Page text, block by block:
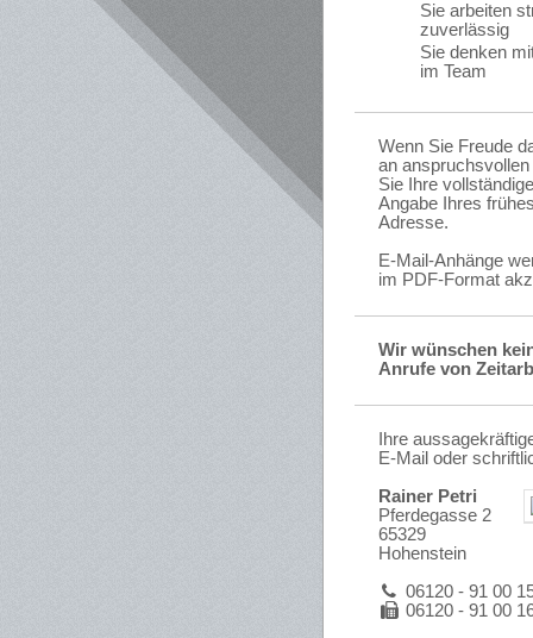
Sie arbeiten
zuverlässig
Sie denken
im Team
Wenn Sie Freude
an
Sie Ihre
Angabe Ihres
Adresse.
E-Mail-Anhänge
im PDF-Format
Wir wünschen
Anrufe von
Ihre
E-Mail oder
Rainer Petri
Pferdegasse 2
65329
Hohenstein
06120 - 91 00
06120 - 91 00